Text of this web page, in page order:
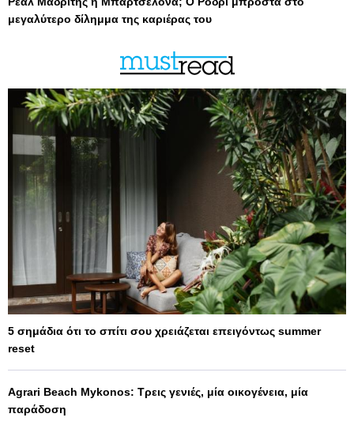
μεγαλύτερο δίλημμα της καριέρας του
5 σημάδια ότι το σπίτι σου χρειάζεται επειγόντως summer
reset
Agrari Beach Mykonos: Τρεις γενιές, μία οικογένεια, μία
παράδοση